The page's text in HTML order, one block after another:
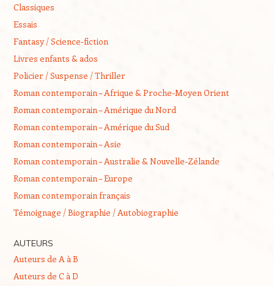
Classiques
Essais
Fantasy / Science-fiction
Livres enfants & ados
Policier / Suspense / Thriller
Roman contemporain – Afrique & Proche-Moyen Orient
Roman contemporain – Amérique du Nord
Roman contemporain – Amérique du Sud
Roman contemporain – Asie
Roman contemporain – Australie & Nouvelle-Zélande
Roman contemporain – Europe
Roman contemporain français
Témoignage / Biographie / Autobiographie
AUTEURS
Auteurs de A à B
Auteurs de C à D